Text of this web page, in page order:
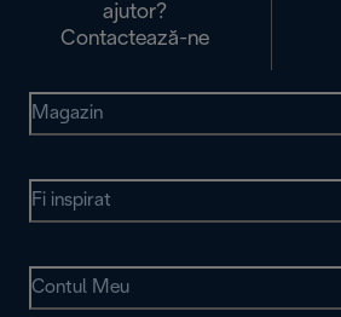
ajutor?
Contactează-ne
Magazin
Fi inspirat
Contul Meu